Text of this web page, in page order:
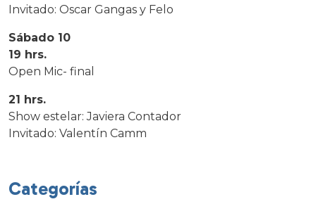
Invitado: Oscar Gangas y Felo
Sábado 10
19 hrs.
Open Mic- final
21 hrs.
Show estelar: Javiera Contador
Invitado: Valentín Camm
Categorías